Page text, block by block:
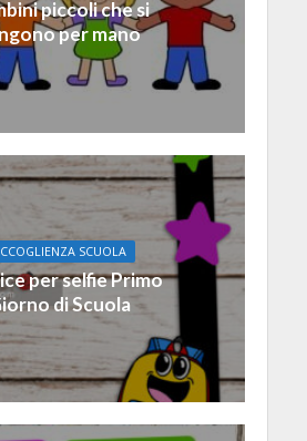
piccoli che si
per mano
SCUOLA
per selfie Primo
di Scuola